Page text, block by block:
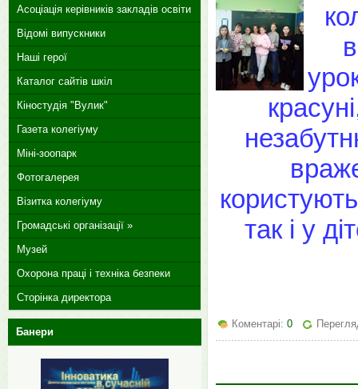
так і у
Коментарі: 0
Асоціація керівників закладів освіти
Відомі випускники
Наші герої
Каталог сайтів шкіл
Кіностудія "Вулик"
Газета колегіуму
Міні-зоопарк
Фотогалерея
Візитка колегіуму
Громадські організації »
Музей
Охорона праці і техніка безпеки
Сторінка директора
Банери